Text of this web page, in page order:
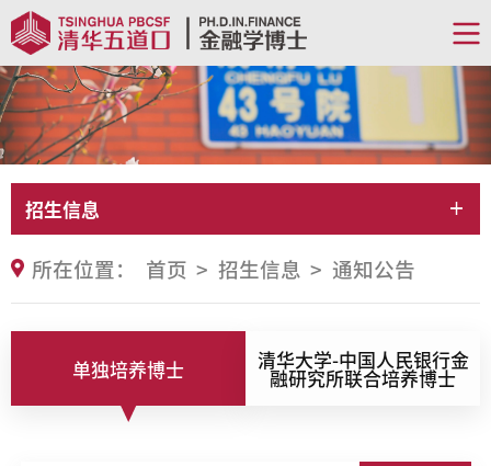
招生信息
所在位置： 首页 > 招生信息 > 通知公告
单独培养博士 清华大学-中国人民银行金
融研究所联合培养博士